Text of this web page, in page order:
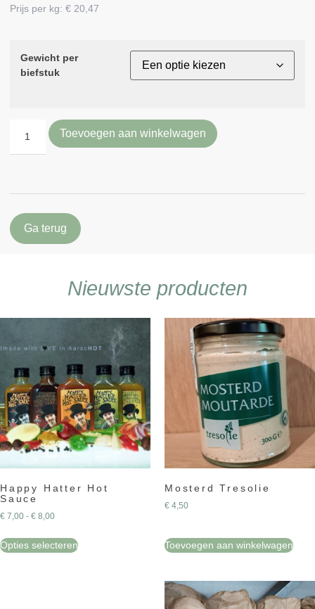
Prijs per kg: € 20,47
Gewicht per
biefstuk
Toevoegen aan winkelwagen
Ga terug
Nieuwste producten
Happy Hatter Hot
Sauce
€ 7,00 - € 8,00
Opties selecteren
Mosterd Tresolie
€ 4,50
Toevoegen aan winkelwagen